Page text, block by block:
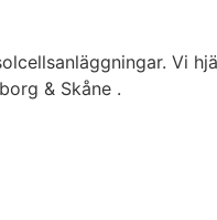
Vi
& Skåne .